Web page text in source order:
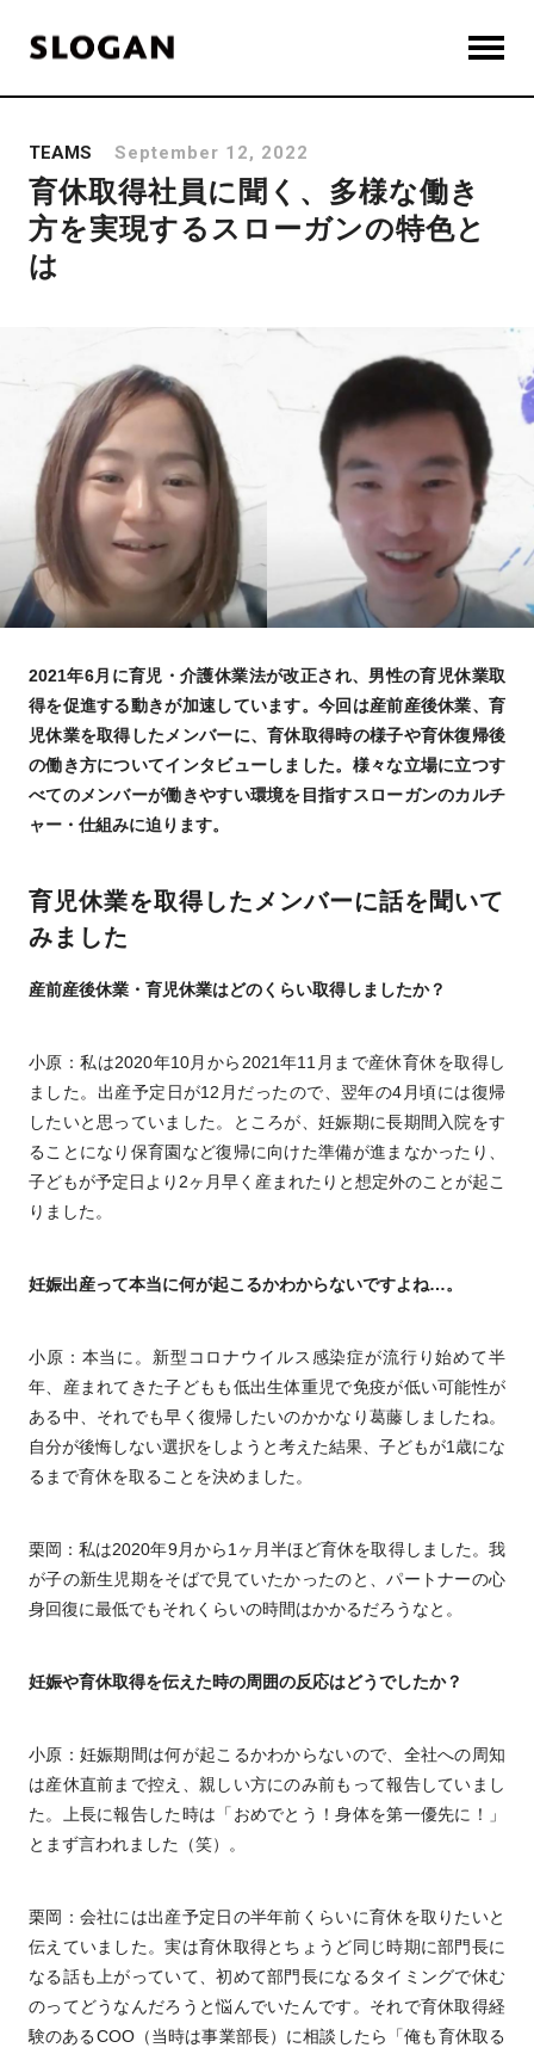
TEAMS September 12, 2022
育休取得社員に聞く、多様な働き
方を実現するスローガンの特色と
は
2021年6月に育児・介護休業法が改正され、男性の育児休業取
得を促進する動きが加速しています。今回は産前産後休業、育
児休業を取得したメンバーに、育休取得時の様子や育休復帰後
の働き方についてインタビューしました。様々な立場に立つす
べてのメンバーが働きやすい環境を目指すスローガンのカルチ
ャー・仕組みに迫ります。
育児休業を取得したメンバーに話を聞いて
みました
産前産後休業・育児休業はどのくらい取得しましたか？
小原：私は2020年10月から2021年11月まで産休育休を取得し
ました。出産予定日が12月だったので、翌年の4月頃には復帰
したいと思っていました。ところが、妊娠期に長期間入院をす
ることになり保育園など復帰に向けた準備が進まなかったり、
子どもが予定日より2ヶ月早く産まれたりと想定外のことが起こ
りました。
妊娠出産って本当に何が起こるかわからないですよね…。
小原：本当に。新型コロナウイルス感染症が流行り始めて半
年、産まれてきた子どもも低出生体重児で免疫が低い可能性が
ある中、それでも早く復帰したいのかかなり葛藤しましたね。
自分が後悔しない選択をしようと考えた結果、子どもが1歳にな
るまで育休を取ることを決めました。
栗岡：私は2020年9月から1ヶ月半ほど育休を取得しました。我
が子の新生児期をそばで見ていたかったのと、パートナーの心
身回復に最低でもそれくらいの時間はかかるだろうなと。
妊娠や育休取得を伝えた時の周囲の反応はどうでしたか？
小原：妊娠期間は何が起こるかわからないので、全社への周知
は産休直前まで控え、親しい方にのみ前もって報告していまし
た。上長に報告した時は「おめでとう！身体を第一優先に！」
とまず言われました（笑）。
栗岡：会社には出産予定日の半年前くらいに育休を取りたいと
伝えていました。実は育休取得とちょうど同じ時期に部門長に
なる話も上がっていて、初めて部門長になるタイミングで休む
のってどうなんだろうと悩んでいたんです。それで育休取得経
験のあるCOO（当時は事業部長）に相談したら「俺も育休取る